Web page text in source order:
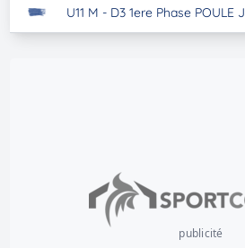
U11 M - D3 1ere Phase POULE J
publicité